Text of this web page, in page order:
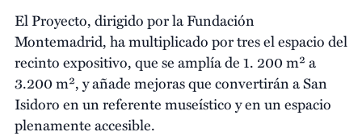
El Proyecto, dirigido por la Fundación
Montemadrid, ha multiplicado por tres el espacio del
recinto expositivo, que se amplía de 1. 200 m² a
3.200 m², y añade mejoras que convertirán a San
Isidoro en un referente museístico y en un espacio
plenamente accesible.